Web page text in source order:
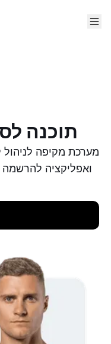
תוכנה
מערכת מקיפה לניהול
ואפליקציה להרשמה